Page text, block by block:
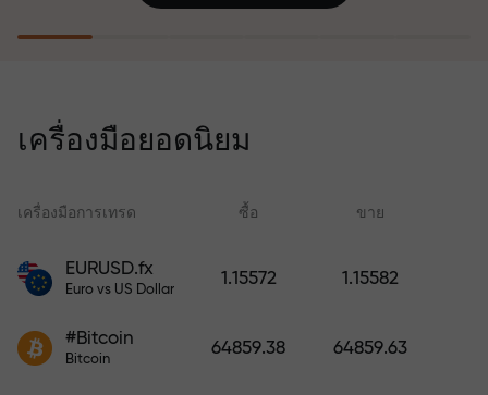
การขาดทุนและรับประกันกำไรเพิ่ม
ปกป้อง!
ผิด ยิ่งฝากมาก ตัวคูณยิ่งสูง
เครื่องมือยอดนิยม
เครื่องมือการเทรด ซื้อ ขาย
EURUSD.fx
Euro vs US Dollar
1.15572 1.15582
#Bitcoin
Bitcoin
64859.38 64859.63